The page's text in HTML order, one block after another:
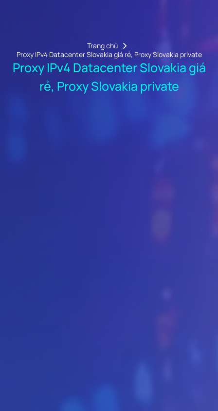
Trang chủ
Proxy IPv4 Datacenter Slovakia giá rẻ, Proxy Slovakia private
Proxy IPv4 Datacenter Slovakia giá
rẻ, Proxy Slovakia private